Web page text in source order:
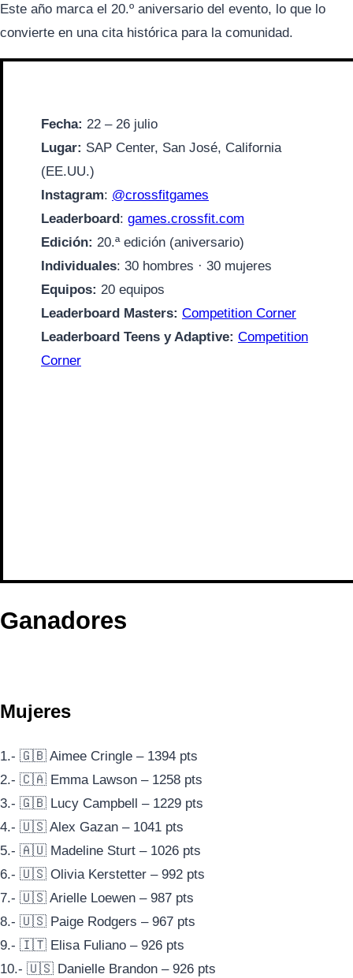
Este año marca el 20.º aniversario del evento, lo que lo
convierte en una cita histórica para la comunidad.
Fecha: 22 – 26 julio
Lugar: SAP Center, San José, California
(EE.UU.)
Instagram: @crossfitgames
Leaderboard: games.crossfit.com
Edición: 20.ª edición (aniversario)
Individuales: 30 hombres · 30 mujeres
Equipos: 20 equipos
Leaderboard Masters: Competition Corner
Leaderboard Teens y Adaptive: Competition
Corner
Ganadores
Mujeres
1.- 🇬🇧 Aimee Cringle – 1394 pts
2.- 🇨🇦 Emma Lawson – 1258 pts
3.- 🇬🇧 Lucy Campbell – 1229 pts
4.- 🇺🇸 Alex Gazan – 1041 pts
5.- 🇦🇺 Madeline Sturt – 1026 pts
6.- 🇺🇸 Olivia Kerstetter – 992 pts
7.- 🇺🇸 Arielle Loewen – 987 pts
8.- 🇺🇸 Paige Rodgers – 967 pts
9.- 🇮🇹 Elisa Fuliano – 926 pts
10.- 🇺🇸 Danielle Brandon – 926 pts